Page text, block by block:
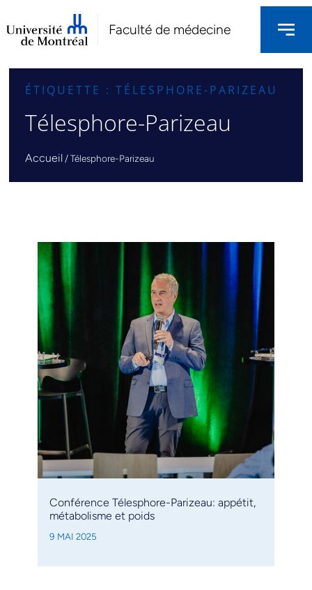
Faculté de médecine
ÉTIQUETTE : TÉLESPHORE-PARIZEAU
Télesphore-Parizeau
Accueil /Télesphore-Parizeau
Conférence Télesphore-Parizeau: appétit,
métabolisme et poids
9 MAI 2025